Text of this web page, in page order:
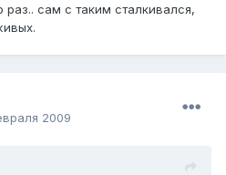
сам с таким сталкивался,
2009